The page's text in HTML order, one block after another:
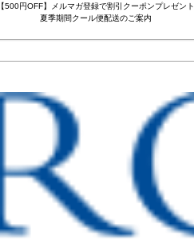
【500円OFF】メルマガ登録で割引クーポンプレゼント
夏季期間クール便配送のご案内